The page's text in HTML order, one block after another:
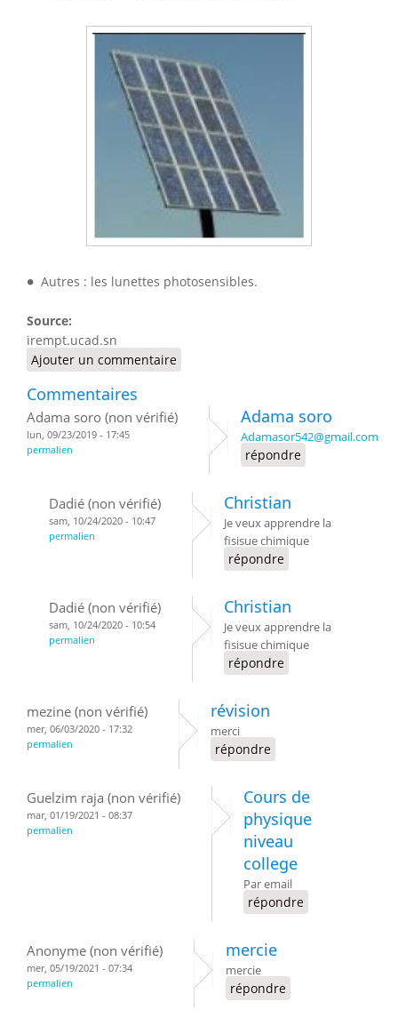
∙
∙ Autres : les lunettes photosensibles.
Source:
irempt.ucad.sn
Ajouter un commentaire
Commentaires
Adama soro (non vérifié)
lun, 09/23/2019 - 17:45
permalien
Adama soro
Adamasor542@gmail.com
répondre
Dadié (non vérifié)
sam, 10/24/2020 - 10:47
permalien
Christian
Je veux apprendre la
fisisue chimique
répondre
Dadié (non vérifié)
sam, 10/24/2020 - 10:54
permalien
Christian
Je veux apprendre la
fisisue chimique
répondre
mezine (non vérifié)
mer, 06/03/2020 - 17:32
permalien
révision
merci
répondre
Guelzim raja (non vérifié)
mar, 01/19/2021 - 08:37
permalien
Cours de
physique
niveau
college
Par email
répondre
Anonyme (non vérifié)
mer, 05/19/2021 - 07:34
permalien
mercie
mercie
répondre